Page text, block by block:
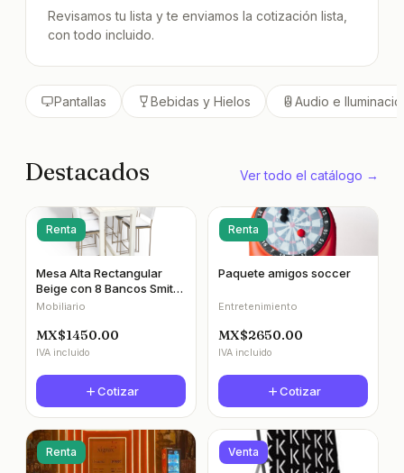
Revisamos tu lista y te enviamos la cotización lista,
con todo incluido.
Pantallas Bebidas y Hielos Audio e
Destacados Ver todo el catálogo →
Renta
Mesa Alta Rectangular
Beige con 8 Bancos Smith
Respaldo Blanco
Mobiliario
MX$1450.00
IVA incluido
Cotizar
Renta
Paquete amigos soccer
Entretenimiento
MX$2650.00
IVA incluido
Cotizar
Renta Venta